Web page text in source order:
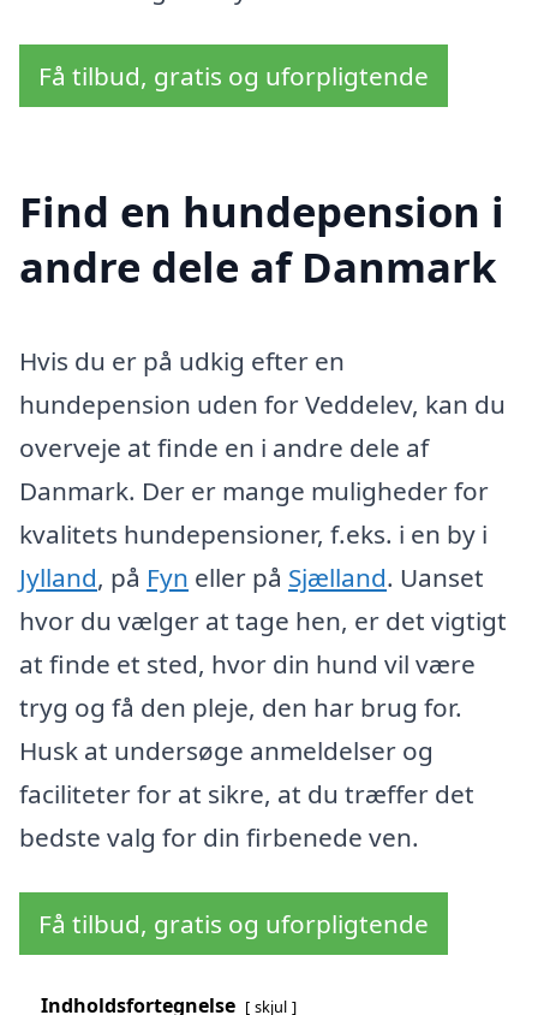
Få tilbud, gratis og uforpligtende
Find en hundepension i
andre dele af Danmark
Hvis du er på udkig efter en
hundepension uden for Veddelev, kan du
overveje at finde en i andre dele af
Danmark. Der er mange muligheder for
kvalitets hundepensioner, f.eks. i en by i
Jylland, på Fyn eller på Sjælland. Uanset
hvor du vælger at tage hen, er det vigtigt
at finde et sted, hvor din hund vil være
tryg og få den pleje, den har brug for.
Husk at undersøge anmeldelser og
faciliteter for at sikre, at du træffer det
bedste valg for din firbenede ven.
Få tilbud, gratis og uforpligtende
Indholdsfortegnelse skjul